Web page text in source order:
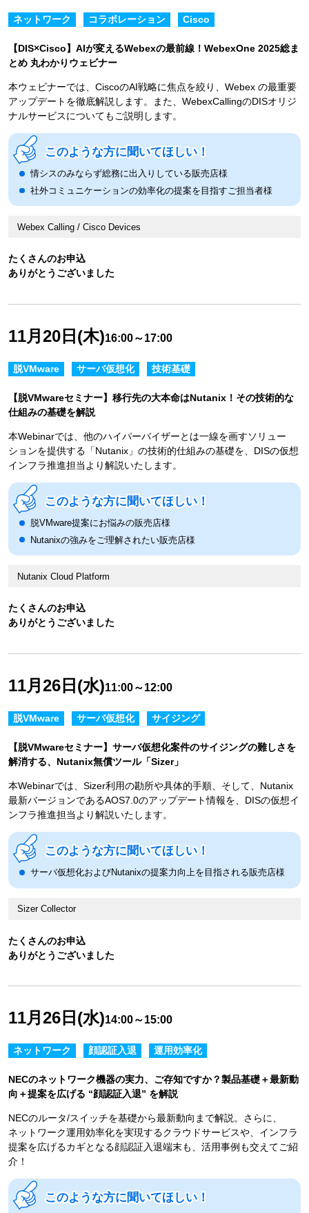
たくさんのお申込
ありがとうございました
ネットワーク コラボレーション Cisco
【DIS×Cisco】AIが変えるWebexの最前線！WebexOne 2025総ま
とめ 丸わかりウェビナー
本ウェビナーでは、CiscoのAI戦略に焦点を絞り、Webex の最重要
アップデートを徹底解説します。また、WebexCallingのDISオリジ
ナルサービスについてもご説明します。
このような方に聞いてほしい！
情シスのみならず総務に出入りしている販売店様
社外コミュニケーションの効率化の提案を目指すご担当者様
Webex Calling / Cisco Devices
11月20日(木)16:00～17:00
たくさんのお申込
ありがとうございました
脱VMware サーバ仮想化 技術基礎
【脱VMwareセミナー】移行先の大本命はNutanix！その技術的な
仕組みの基礎を解説
本Webinarでは、他のハイパーバイザーとは一線を画すソリュー
ションを提供する「Nutanix」の技術的仕組みの基礎を、DISの仮想
インフラ推進担当より解説いたします。
このような方に聞いてほしい！
脱VMware提案にお悩みの販売店様
Nutanixの強みをご理解されたい販売店様
Nutanix Cloud Platform
11月26日(水)11:00～12:00
たくさんのお申込
ありがとうございました
脱VMware サーバ仮想化 サイジング
【脱VMwareセミナー】サーバ仮想化案件のサイジングの難しさを
解消する、Nutanix無償ツール「Sizer」
本Webinarでは、Sizer利用の勘所や具体的手順、そして、Nutanix
最新バージョンであるAOS7.0のアップデート情報を、DISの仮想イ
ンフラ推進担当より解説いたします。
このような方に聞いてほしい！
サーバ仮想化およびNutanixの提案力向上を目指される販売店様
Sizer Collector
11月26日(水)14:00～15:00
ネットワーク 顔認証入退 運用効率化
NECのネットワーク機器の実力、ご存知ですか？製品基礎＋最新動
向＋提案を広げる “顔認証入退” を解説
NECのルータ/スイッチを基礎から最新動向まで解説。さらに、
ネットワーク運用効率化を実現するクラウドサービスや、インフラ
提案を広げるカギとなる顔認証入退端末も、活用事例も交えてご紹
介！
このような方に聞いてほしい！